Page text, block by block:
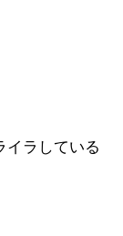
イラしている